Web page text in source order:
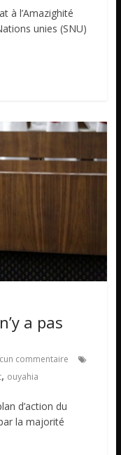
à l’Amazighité
unies (SNU)
a pas
commentaire
, ouyahia
d’action du
la majorité